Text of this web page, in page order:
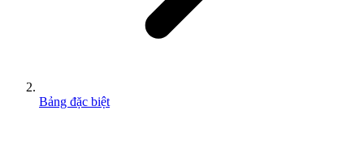
Bảng đặc biệt